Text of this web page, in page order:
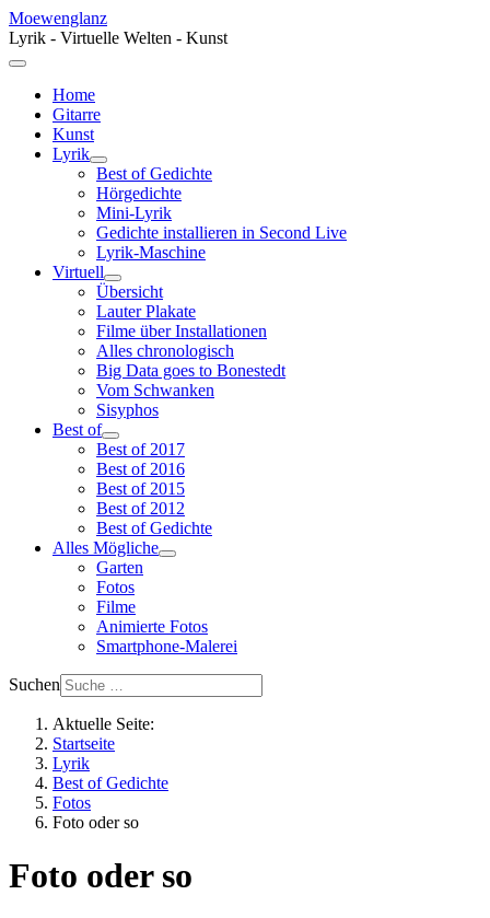
Moewenglanz
Lyrik - Virtuelle Welten - Kunst
Home
Gitarre
Kunst
Lyrik
Best of Gedichte
Hörgedichte
Mini-Lyrik
Gedichte installieren in Second Live
Lyrik-Maschine
Virtuell
Übersicht
Lauter Plakate
Filme über Installationen
Alles chronologisch
Big Data goes to Bonestedt
Vom Schwanken
Sisyphos
Best of
Best of 2017
Best of 2016
Best of 2015
Best of 2012
Best of Gedichte
Alles Mögliche
Garten
Fotos
Filme
Animierte Fotos
Smartphone-Malerei
Suchen
Aktuelle Seite:
Startseite
Lyrik
Best of Gedichte
Fotos
Foto oder so
Foto oder so